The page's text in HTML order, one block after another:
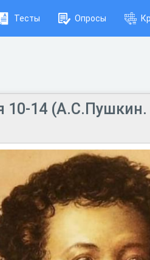
Тесты Опросы
10-14 (А.С.Пушкин.